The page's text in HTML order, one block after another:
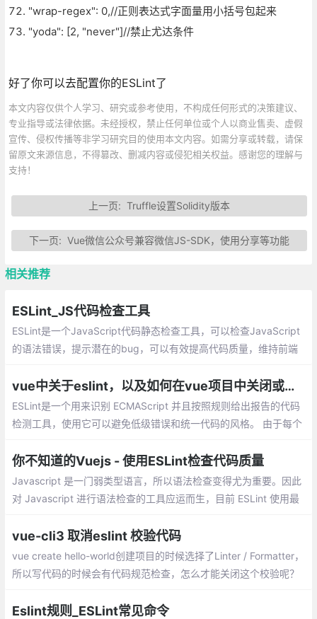
"wrap-regex": 0,//正则表达式字面量用小括号包起来
"yoda": [2, "never"]//禁止尤达条件
好了你可以去配置你的ESLint了
本文内容仅供个人学习、研究或参考使用，不构成任何形式的决策建议、
专业指导或法律依据。未经授权，禁止任何单位或个人以商业售卖、虚假
宣传、侵权传播等非学习研究目的使用本文内容。如需分享或转载，请保
留原文来源信息，不得篡改、删减内容或侵犯相关权益。感谢您的理解与
支持！
上一页: Truffle设置Solidity版本
下一页: Vue微信公众号兼容微信JS-SDK，使用分享等功能
相关推荐
ESLint_JS代码检查工具
ESLint是一个JavaScript代码静态检查工具，可以检查JavaScript
的语法错误，提示潜在的bug，可以有效提高代码质量，维持前端
供用户自定义规则来约束所写的JavaScript代码。本文将详细介绍
ESLint
vue中关于eslint，以及如何在vue项目中关闭或使用ESLint
ESLint是一个用来识别 ECMAScript 并且按照规则给出报告的代码
检测工具，使用它可以避免低级错误和统一代码的风格。 由于每个
重要。 这篇文章主要讲解如何在vue项目中关闭或使用ESLint
你不知道的Vuejs - 使用ESLint检查代码质量
Javascript 是一门弱类型语言，所以语法检查变得尤为重要。因此
对 Javascript 进行语法检查的工具应运而生，目前 ESLint 使用最
vue-cli3 取消eslint 校验代码
vue create hello-world创建项目的时候选择了Linter / Formatter，
所以写代码的时候会有代码规范检查，怎么才能关闭这个校验呢？
Eslint规则_ESLint常见命令